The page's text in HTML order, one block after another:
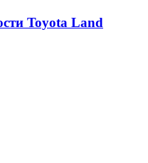
Toyota Land